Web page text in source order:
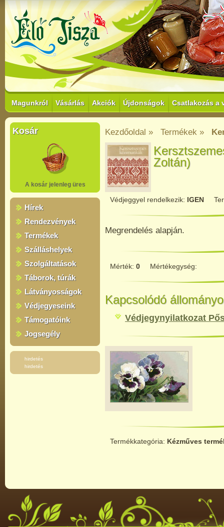
Magunkról Vásárlás Akciók Újdonságok Csatlakozás a
Kosár
A kosár jelenleg üres
Hírek
Rendezvények
Termékek
Szálláshelyek
Szolgáltatások
Táborok, túrák
Látványosságok
Védjegyeseink
Támogatóink
Jogsegély
hirdetés
hirdetés
Kezdőoldal » Termékek »
Zoltán)
Védjeggyel rendelkezik: IGEN
Megrendelés alapján.
Mérték: 0 Mértékegység:
Kapcsolódó
Védjegynyilatkozat
Termékkategória: Kézműves